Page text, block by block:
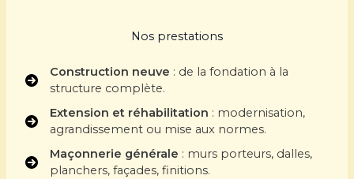
Nos prestations
Construction neuve : de la fondation à la
structure complète.
Extension et réhabilitation : modernisation,
agrandissement ou mise aux normes.
Maçonnerie générale : murs porteurs, dalles,
planchers, façades, finitions.